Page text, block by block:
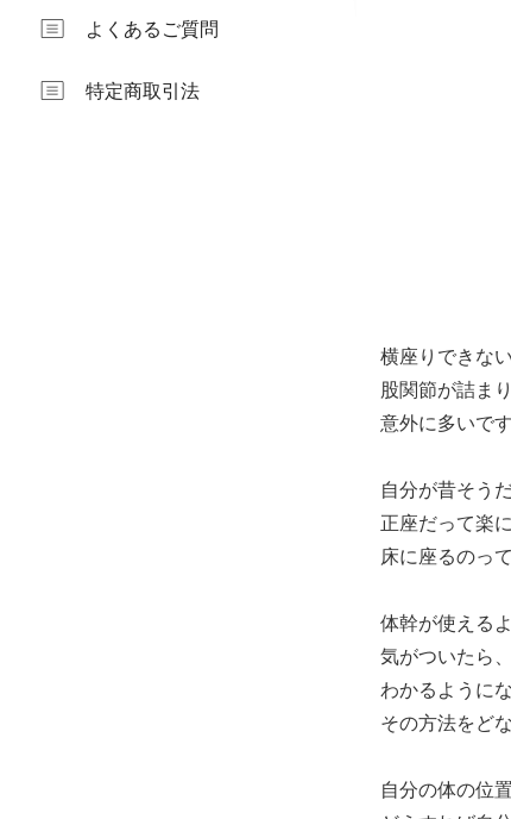
よくあるご質問
特定商取引法
横座りできない
股関節が詰ま
意外に多いです
自分が昔そう
正座だって楽
床に座るのっ
体幹が使える
気がついたら
わかるように
その方法をど
自分の体の位